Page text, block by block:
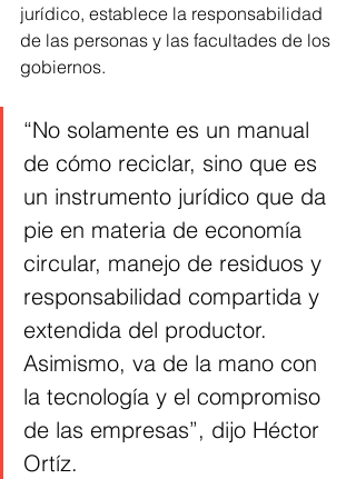
jurídico, establece la responsabilidad
de las personas y las facultades de los
gobiernos.
“No solamente es un manual
de cómo reciclar, sino que es
un instrumento jurídico que da
pie en materia de economía
circular, manejo de residuos y
responsabilidad compartida y
extendida del productor.
Asimismo, va de la mano con
la tecnología y el compromiso
de las empresas”, dijo Héctor
Ortíz.